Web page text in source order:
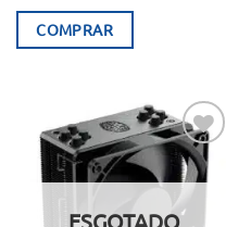
COMPRAR
Adicionar
aos meus
desejos
ESGOTADO